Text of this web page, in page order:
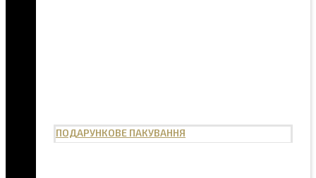
ПОДАРУНКОВЕ ПАКУВАННЯ